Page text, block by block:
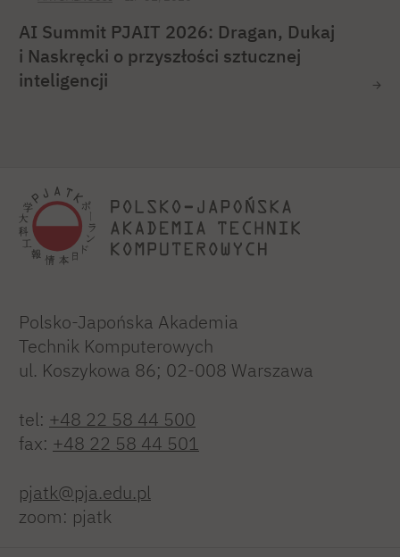
AI Summit PJAIT 2026: Dragan, Dukaj
i Naskręcki o przyszłości sztucznej
inteligencji
Polsko-Japońska Akademia
Technik Komputerowych
ul. Koszykowa 86; 02-008 Warszawa
tel: +48 22 58 44 500
fax: +48 22 58 44 501
pjatk@pja.edu.pl
zoom: pjatk